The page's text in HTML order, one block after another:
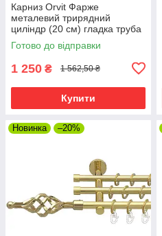
Карниз Orvit Фарже
металевий трирядний
циліндр (20 см) гладка труба
кільце металеве Золото
16\16\16 мм 200 см (00-
Готово до відправки
1 250 ₴ 1 562,50 ₴
Купити
Новинка –20%